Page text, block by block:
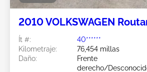
2010 VOLKSWAGEN
Ít #:
40******
Kilometraje:
76,454 millas
Daño:
Frente
derecho/